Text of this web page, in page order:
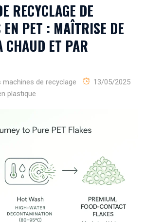
RECYCLAGE DE
EN PET : MAÎTRISE DE
CHAUD ET PAR
de recyclage
13/05/2025
plastique